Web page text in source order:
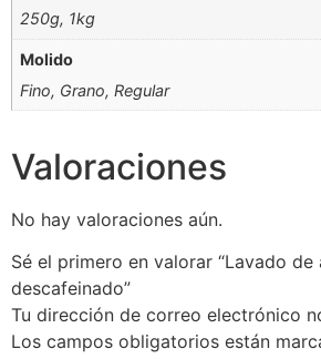
250g, 1kg
Molido
Fino, Grano, Regular
Valoraciones
No hay valoraciones aún.
Sé el primero en valorar “Lavado de
descafeinado”
Tu dirección de correo electrónico
Los campos obligatorios están